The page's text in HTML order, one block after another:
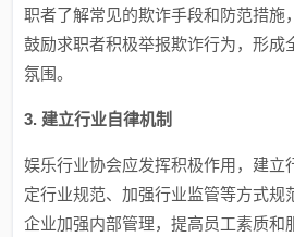
职者了解常见的欺诈手段和防范措施
鼓励求职者积极举报欺诈行为，形成
氛围。
3. 建立行业自律机制
娱乐行业协会应发挥积极作用，建立
定行业规范、加强行业监管等方式规
企业加强内部管理，提高员工素质和